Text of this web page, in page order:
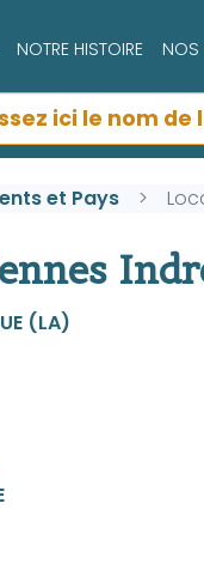
NOTRE HISTOIRE NOS
et Pays
(LA)